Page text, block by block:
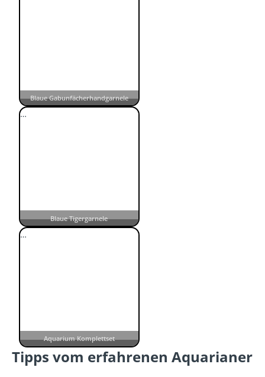
Blaue Gabunfächerhandgarnele
Blaue Tigergarnele
…
Aquarium Komplettset
…
Tipps vom erfahrenen Aquarianer